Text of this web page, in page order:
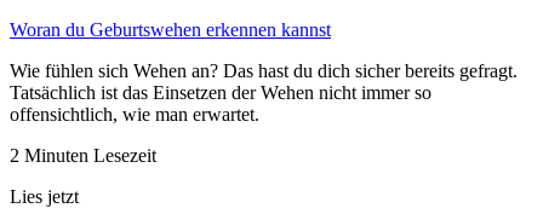
Woran du Geburtswehen erkennen kannst
Wie fühlen sich Wehen an? Das hast du dich sicher bereits gefragt.
Tatsächlich ist das Einsetzen der Wehen nicht immer so
offensichtlich, wie man erwartet.
2 Minuten Lesezeit
Lies jetzt